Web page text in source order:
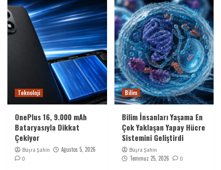
Teknoloji
OnePlus 16, 9.000 mAh
Bataryasıyla Dikkat
Çekiyor
Büşra Şahin Ağustos 5, 2026
0
Bilim
Bilim İnsanları Yaşama En
Çok Yaklaşan Yapay Hücre
Sistemini Geliştirdi
Büşra Şahin
Temmuz 25, 2026 0